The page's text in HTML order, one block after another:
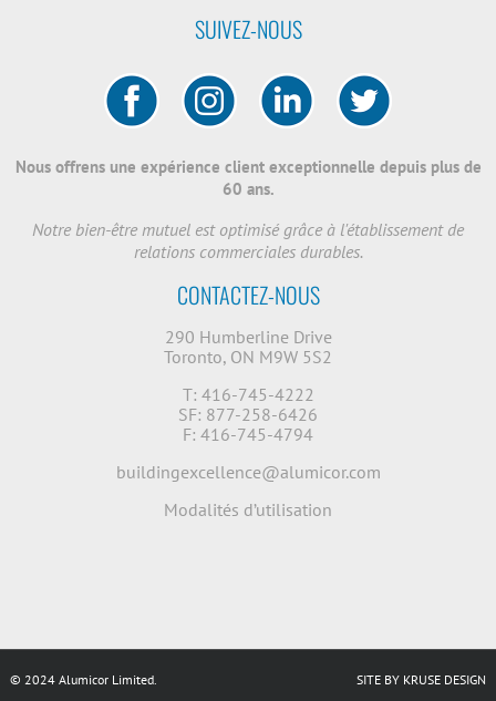
SUIVEZ-NOUS
Nous offrens une expérience client exceptionnelle depuis plus de
60 ans.
Notre bien-être mutuel est optimisé grâce à l'établissement de
relations commerciales durables.
CONTACTEZ-NOUS
290 Humberline Drive
Toronto, ON M9W 5S2
T: 416-745-4222
SF: 877-258-6426
F: 416-745-4794
buildingexcellence@alumicor.com
Modalités d’utilisation
© 2024 Alumicor Limited. SITE BY KRUSE DESIGN